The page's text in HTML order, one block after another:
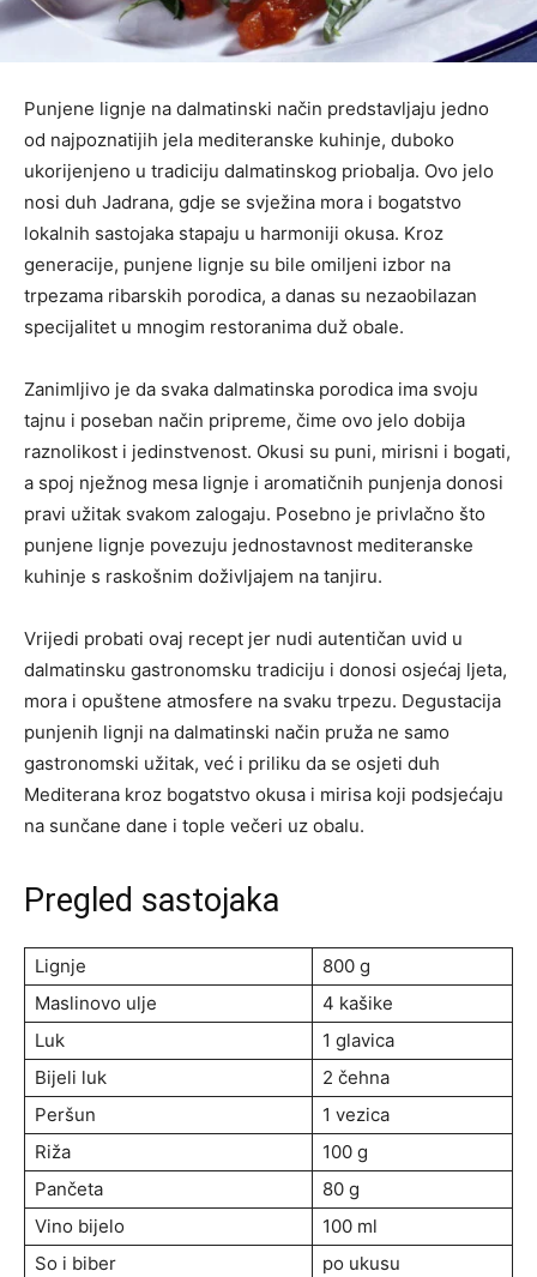
Punjene lignje na dalmatinski način predstavljaju jedno
od najpoznatijih jela mediteranske kuhinje, duboko
ukorijenjeno u tradiciju dalmatinskog priobalja. Ovo jelo
nosi duh Jadrana, gdje se svježina mora i bogatstvo
lokalnih sastojaka stapaju u harmoniji okusa. Kroz
generacije, punjene lignje su bile omiljeni izbor na
trpezama ribarskih porodica, a danas su nezaobilazan
specijalitet u mnogim restoranima duž obale.
Zanimljivo je da svaka dalmatinska porodica ima svoju
tajnu i poseban način pripreme, čime ovo jelo dobija
raznolikost i jedinstvenost. Okusi su puni, mirisni i bogati,
a spoj nježnog mesa lignje i aromatičnih punjenja donosi
pravi užitak svakom zalogaju. Posebno je privlačno što
punjene lignje povezuju jednostavnost mediteranske
kuhinje s raskošnim doživljajem na tanjiru.
Vrijedi probati ovaj recept jer nudi autentičan uvid u
dalmatinsku gastronomsku tradiciju i donosi osjećaj ljeta,
mora i opuštene atmosfere na svaku trpezu. Degustacija
punjenih lignji na dalmatinski način pruža ne samo
gastronomski užitak, već i priliku da se osjeti duh
Mediterana kroz bogatstvo okusa i mirisa koji podsjećaju
na sunčane dane i tople večeri uz obalu.
Pregled sastojaka
Lignje
800 g
Maslinovo ulje
4 kašike
Luk
1 glavica
Bijeli luk
2 čehna
Peršun
1 vezica
Riža
100 g
Pančeta
80 g
Vino bijelo
100 ml
So i biber
po ukusu